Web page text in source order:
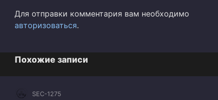
Для отправки комментария вам необходимо
авторизоваться.
Похожие записи
SEC-1275